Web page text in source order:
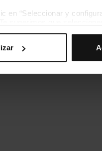
en “Seleccionar y
(como el idioma) y
de la web y, por tanto,
de la web.
Accesibilidad Mapa web